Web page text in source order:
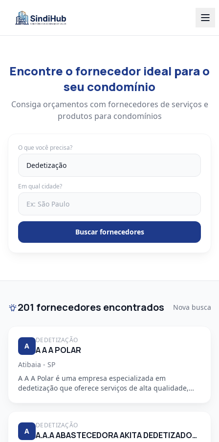
Encontre o fornecedor ideal para o
seu condomínio
Consiga orçamentos com fornecedores de serviços e
produtos para condomínios
O que você precisa?
Em qual cidade?
Buscar fornecedores
201 fornecedores encontrados Nova busca
A
DEDETIZAÇÃO
A A A POLAR
Atibaia - SP
A A A Polar é uma empresa especializada em
dedetização que oferece serviços de alta qualidade,
A
DEDETIZAÇÃO
A.A.A ABASTECEDORA AKITA DEDETIZADORA S/S LTDA